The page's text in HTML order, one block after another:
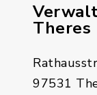
Theres
97531